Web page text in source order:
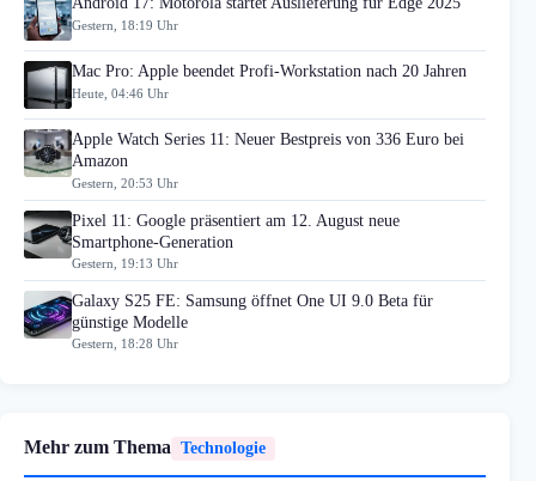
Gestern, 18:19 Uhr
Mac Pro: Apple beendet Profi-Workstation nach 20 Jahren
Heute, 04:46 Uhr
Apple Watch Series 11: Neuer Bestpreis von 336 Euro bei
Amazon
Gestern, 20:53 Uhr
Pixel 11: Google präsentiert am 12. August neue
Smartphone-Generation
Gestern, 19:13 Uhr
Galaxy S25 FE: Samsung öffnet One UI 9.0 Beta für
günstige Modelle
Gestern, 18:28 Uhr
Mehr zum Thema Technologie